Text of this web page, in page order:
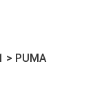
> PUMA